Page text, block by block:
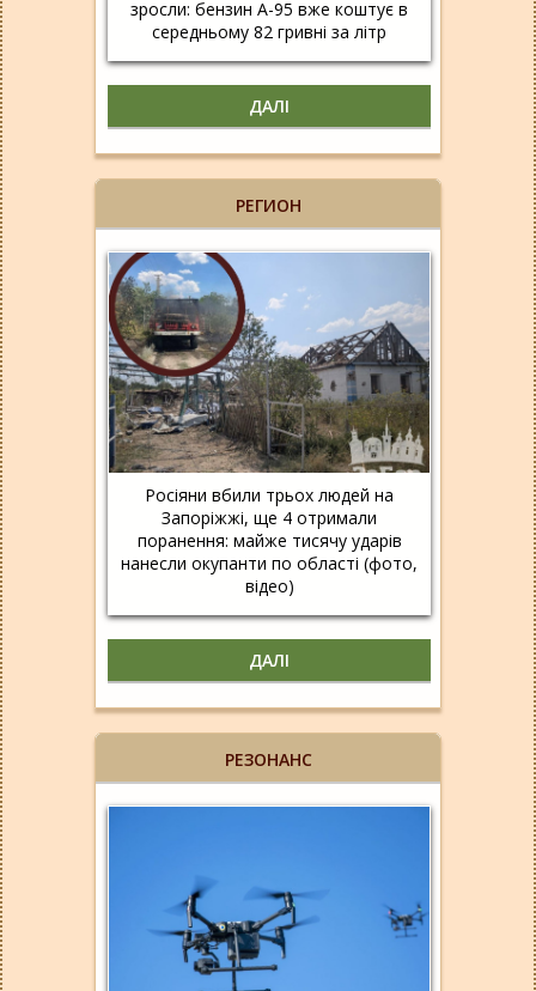
зросли: бензин А-95 вже коштує в
середньому 82 гривні за літр
ДАЛІ
РЕГИОН
Росіяни вбили трьох людей на
Запоріжжі, ще 4 отримали
поранення: майже тисячу ударів
нанесли окупанти по області (фото,
відео)
ДАЛІ
РЕЗОНАНС